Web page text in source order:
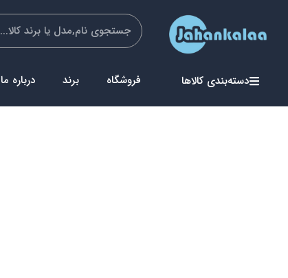
دسته‌بندی کالاها فروشگاه برند درباره ما